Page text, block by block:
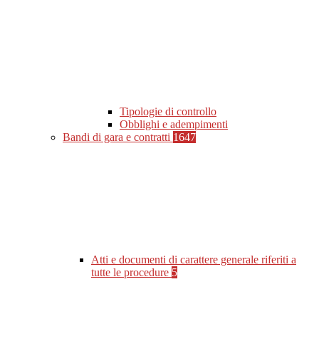
Tipologie di controllo
Obblighi e adempimenti
Bandi di gara e contratti 1647
Atti e documenti di carattere generale riferiti a
tutte le procedure 5